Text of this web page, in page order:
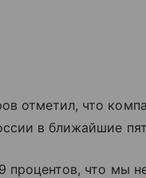
отметил, что
в ближайшие
процентов, что мы